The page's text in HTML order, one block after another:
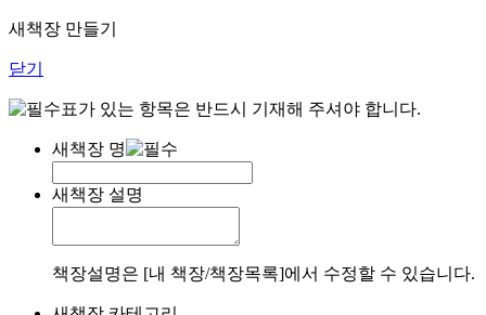
새책장 만들기
닫기
표가 있는 항목은 반드시 기재해 주셔야 합니다.
새책장 명
새책장 설명
책장설명은 [내 책장/책장목록]에서 수정할 수 있습니다.